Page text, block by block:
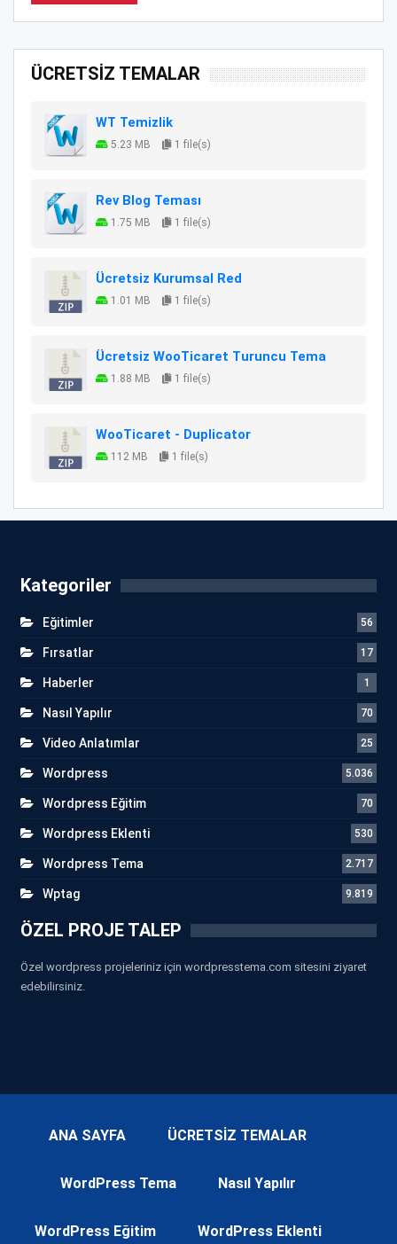
ÜCRETSİZ TEMALAR
WT Temizlik
5.23 MB 1 file(s)
Rev Blog Teması
1.75 MB 1 file(s)
Ücretsiz Kurumsal Red
1.01 MB 1 file(s)
Ücretsiz WooTicaret Turuncu Tema
1.88 MB 1 file(s)
WooTicaret - Duplicator
112 MB 1 file(s)
Kategoriler
Eğitimler 56
Fırsatlar 17
Haberler 1
Nasıl Yapılır 70
Video Anlatımlar 25
Wordpress 5.036
Wordpress Eğitim 70
Wordpress Eklenti 530
Wordpress Tema 2.717
Wptag 9.819
ÖZEL PROJE TALEP
Özel wordpress projeleriniz için wordpresstema.com sitesini ziyaret
edebilirsiniz.
ANA SAYFA ÜCRETSİZ TEMALAR
WordPress Tema Nasıl Yapılır
WordPress Eğitim WordPress Eklenti